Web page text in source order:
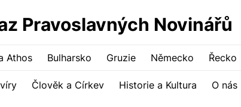
Pravoslavných Novinářů
Athos Bulharsko Gruzie Německo Řecko
Člověk a Církev Historie a Kultura O nás